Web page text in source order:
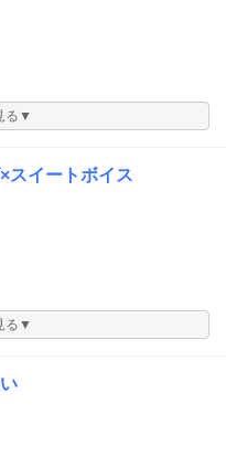
る▼
スイートボイス
る▼